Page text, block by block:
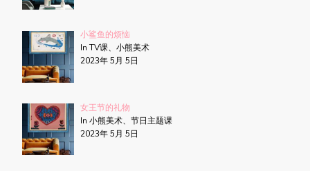
小鲨鱼的烦恼
In TV课、小熊美术
2023年 5月 5日
女王节的礼物
In 小熊美术、节日主题课
2023年 5月 5日